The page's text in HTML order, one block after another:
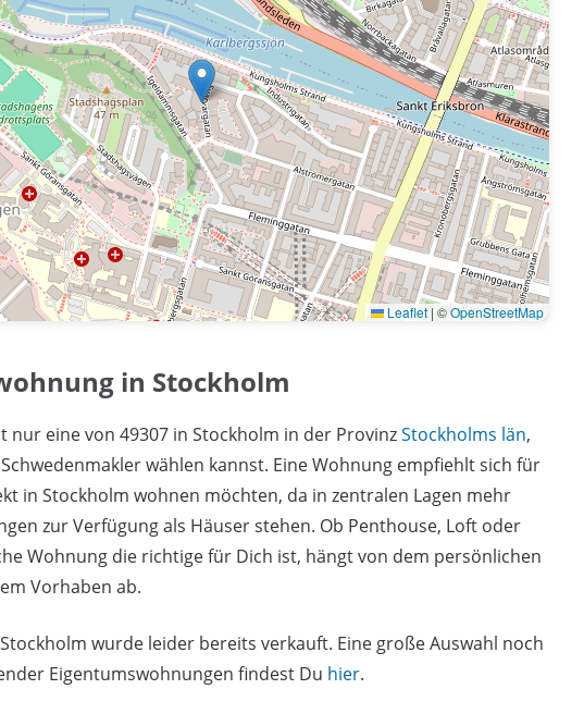
Leaflet | ©OpenStreetMap
in Stockholm
nur eine von 49307 in Stockholm in der ProvinzStockholms län,
wählen kannst. Eine Wohnung empfiehlt sich für
in Stockholm wohnen möchten, da in zentralen Lagen mehr
zur Verfügung als Häuser stehen. Ob Penthouse, Loft oder
Wohnung die richtige für Dich ist, hängt von dem persönlichen
Vorhaben ab.
wurde leider bereits verkauft. Eine große Auswahl noch
Eigentumswohnungen findest Du hier.